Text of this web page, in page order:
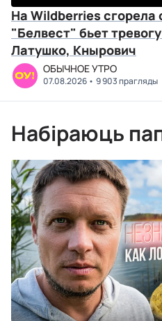
На Wildberries сгорела
"Белвест" бьет
Латушко, Кнырович
ОБЫЧНОЕ УТРО
07.08.2026 9 903 прагляды
Набіраюць